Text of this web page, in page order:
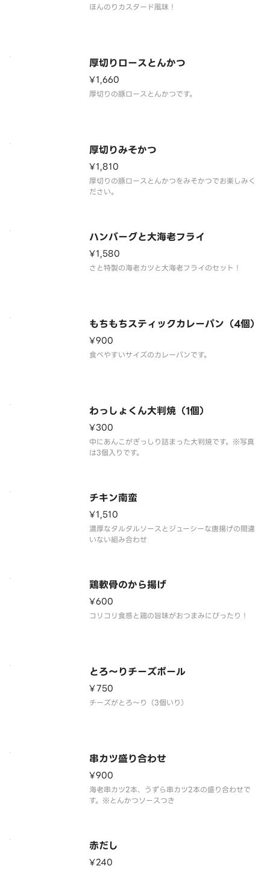
ほんのりカスタード風味！
厚切りロースとんかつ
¥1,660
厚切りの豚ロースとんかつです。
厚切りみそかつ
¥1,810
厚切りの豚ロースとんかつをみそかつでお楽しみく
ださい。
ハンバーグと大海老フライ
¥1,580
さと特製の海老カツと大海老フライのセット！
もちもちスティックカレーパン（4個）
¥900
食べやすいサイズのカレーパンです。
わっしょくん大判焼（1個）
¥300
中にあんこがぎっしり詰まった大判焼です。※写真
は3個入りです。
チキン南蛮
¥1,510
濃厚なタルタルソースとジューシーな唐揚げの間違
いない組み合わせ
鶏軟骨のから揚げ
¥600
コリコリ食感と鶏の旨味がおつまみにぴったり！
とろ～りチーズボール
¥750
チーズがとろ～り（3個いり）
串カツ盛り合わせ
¥900
海老串カツ2本、うずら串カツ2本の盛り合わせで
す。※とんかつソースつき
赤だし
¥240